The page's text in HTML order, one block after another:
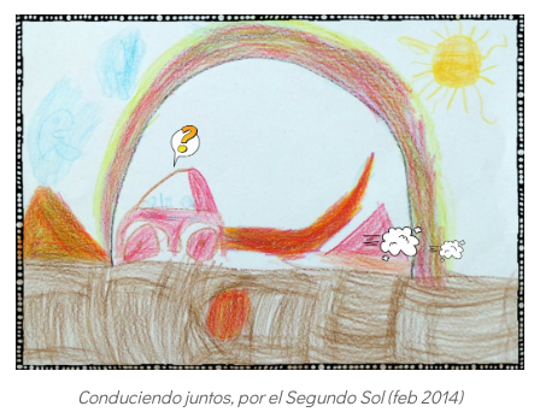
Conduciendo juntos, por el Segundo Sol (feb 2014)